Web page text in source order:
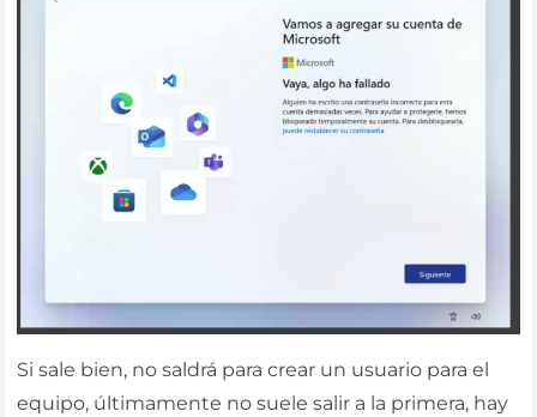
Si sale bien, no saldrá para crear un usuario para el
equipo, últimamente no suele salir a la primera, hay